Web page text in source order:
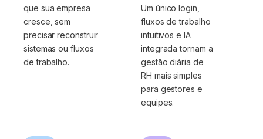
que sua empresa
cresce, sem
precisar reconstruir
sistemas ou fluxos
de trabalho.
Um único login,
fluxos de trabalho
intuitivos e IA
integrada tornam a
gestão diária de
RH mais simples
para gestores e
equipes.